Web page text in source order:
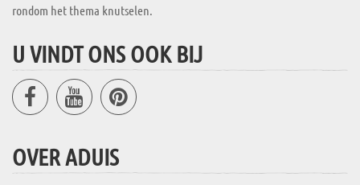
rondom het thema knutselen.
U VINDT ONS OOK BIJ
OVER ADUIS